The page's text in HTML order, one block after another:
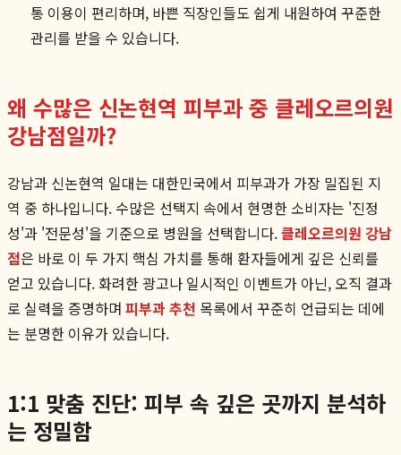
통 이용이 편리하며, 바쁜 직장인들도 쉽게 내원하여 꾸준한
관리를 받을 수 있습니다.
왜 수많은 신논현역 피부과 중 클레오르의원
강남점일까?
강남과 신논현역 일대는 대한민국에서 피부과가 가장 밀집된 지
역 중 하나입니다. 수많은 선택지 속에서 현명한 소비자는 '진정
성'과 '전문성'을 기준으로 병원을 선택합니다.클레오르의원 강남
점은 바로 이 두 가지 핵심 가치를 통해 환자들에게 깊은 신뢰를
얻고 있습니다. 화려한 광고나 일시적인 이벤트가 아닌, 오직 결과
로 실력을 증명하며 피부과 추천 목록에서 꾸준히 언급되는 데에
는 분명한 이유가 있습니다.
1:1 맞춤 진단: 피부 속 깊은 곳까지 분석하
는 정밀함